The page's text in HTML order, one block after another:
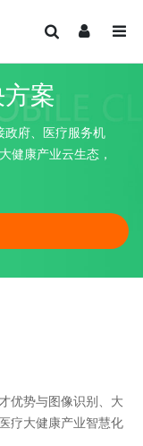
案
政府、医疗服务机
健康产业云生态，
优势与图像识别、大
疗大健康产业智慧化